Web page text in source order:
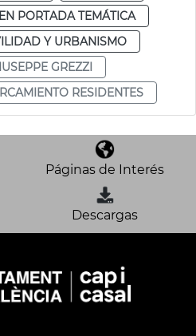
EN PORTADA TEMÁTICA
Y URBANISMO
GREZZI
RESIDENTES
Páginas de Interés
Descargas